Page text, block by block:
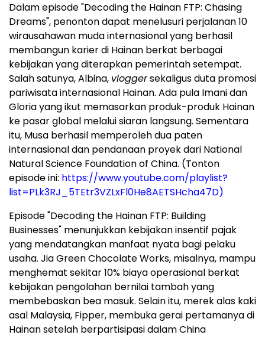
Dalam episode "Decoding the Hainan FTP: Chasing
Dreams", penonton dapat menelusuri perjalanan 10
wirausahawan muda internasional yang berhasil
membangun karier di Hainan berkat berbagai
kebijakan yang diterapkan pemerintah setempat.
Salah satunya, Albina, vloggersekaligus duta promosi
pariwisata internasional Hainan. Ada pula Imani dan
Gloria yang ikut memasarkan produk-produk Hainan
ke pasar global melalui siaran langsung. Sementara
itu, Musa berhasil memperoleh dua paten
internasional dan pendanaan proyek dari National
Natural Science Foundation of China. (Tonton
episode ini: https://www.youtube.com/playlist?
list=PLk3RJ_5TEtr3VZLxFl0He8AETSHcha47D)
Episode "Decoding the Hainan FTP: Building
Businesses" menunjukkan kebijakan insentif pajak
yang mendatangkan manfaat nyata bagi pelaku
usaha. Jia Green Chocolate Works, misalnya, mampu
menghemat sekitar 10% biaya operasional berkat
kebijakan pengolahan bernilai tambah yang
membebaskan bea masuk. Selain itu, merek alas kaki
asal Malaysia, Fipper, membuka gerai pertamanya di
Hainan setelah berpartisipasi dalam China